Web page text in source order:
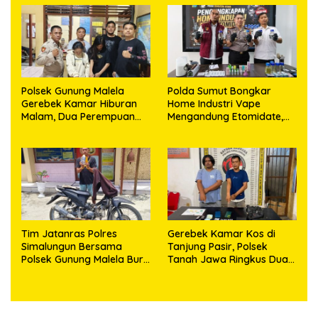
Puluhan Plastik Klip
Polsek Gunung Malela
Gerebek Kamar Hiburan
Malam, Dua Perempuan
Polda Sumut Bongkar
Home Industri Vape
Mengandung Etomidate,
Tim Jatanras Polres
Simalungun Bersama
Polsek Gunung Malela Buru
Gerebek Kamar Kos di
Tanjung Pasir, Polsek
Tanah Jawa Ringkus Dua